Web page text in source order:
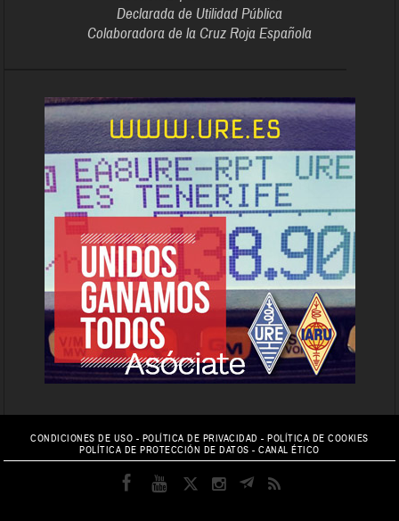
Declarada de Utilidad Pública
Colaboradora de la Cruz Roja Española
CONDICIONES DE USO - POLÍTICA DE PRIVACIDAD -POLÍTICA DE COOKIES
POLÍTICA DE PROTECCIÓN DE DATOS -CANAL ÉTICO